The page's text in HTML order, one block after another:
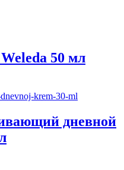
50 мл
дневной